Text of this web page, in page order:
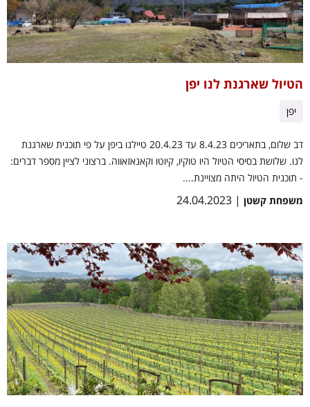
הטיול שארגנת לנו יפן
יפן
דב שלום, בתאריכים 8.4.23 עד 20.4.23 טיילנו ביפן על פי תוכנית שארגנת
לנו. שלושת בסיסי הטיול היו טוקיו, קיוטו וקאנאזאווה. ברצוני לציין מספר דברים:
- תוכנית הטיול היתה מצויינת....
משפחת קשטן | 24.04.2023